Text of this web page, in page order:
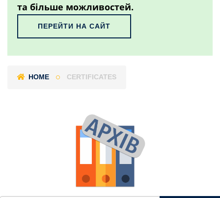
та більше можливостей.
ПЕРЕЙТИ НА САЙТ
HOME CERTIFICATES